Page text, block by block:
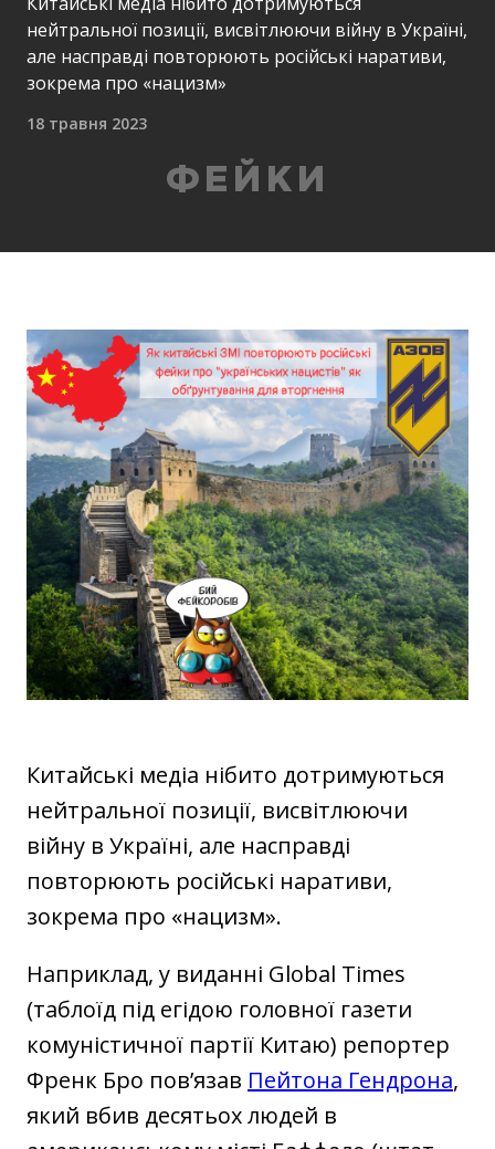
нейтральної позиції, висвітлюючи війну в Україні,
але насправді повторюють російські наративи,
зокрема про «нацизм»
18 травня 2023
ФЕЙКИ
Китайські медіа нібито дотримуються
нейтральної позиції, висвітлюючи
війну в Україні, але насправді
повторюють російські наративи,
зокрема про «нацизм».
Наприклад, у виданні Global Times
(таблоїд під егідою головної газети
комуністичної партії Китаю) репортер
Френк Бро пов’язав Пейтона Гендрона,
який вбив десятьох людей в